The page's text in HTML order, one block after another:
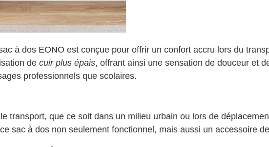
à dos EONO est conçue pour offrir un confort accru lors du
de cuir plus épais, offrant ainsi une sensation de douceur et
professionnels que scolaires.
transport, que ce soit dans un milieu urbain ou lors de
sac à dos non seulement fonctionnel, mais aussi un accessoire